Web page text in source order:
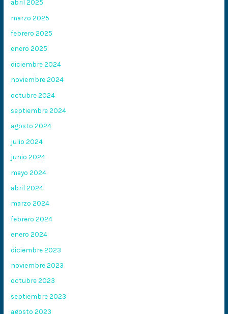
abril 2025
marzo 2025
febrero 2025
enero 2025
diciembre 2024
noviembre 2024
octubre 2024
septiembre 2024
agosto 2024
julio 2024
junio 2024
mayo 2024
abril 2024
marzo 2024
febrero 2024
enero 2024
diciembre 2023
noviembre 2023
octubre 2023
septiembre 2023
agosto 2023